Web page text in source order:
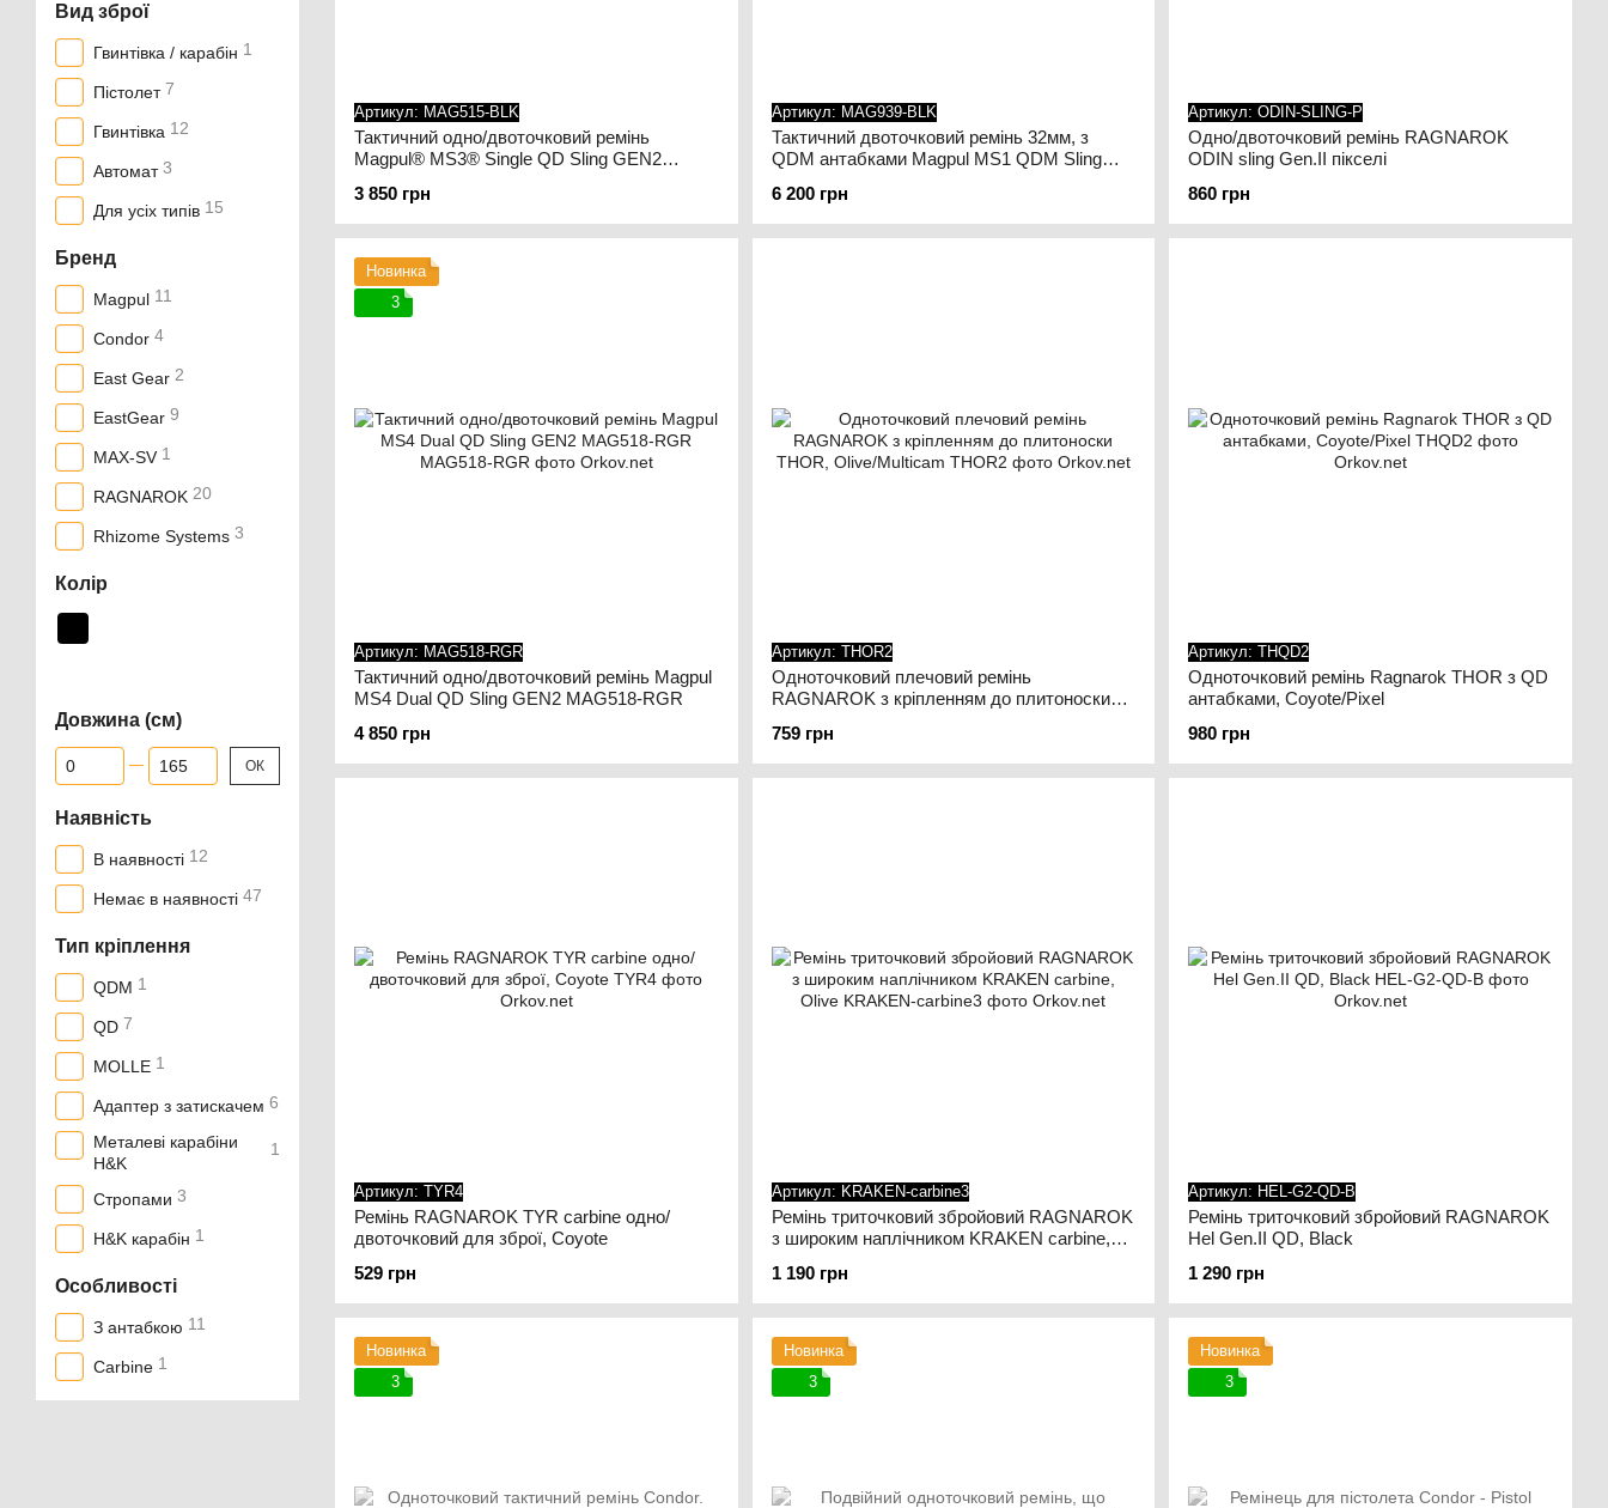
Артикул: MAG515-BLK
Тактичний одно/двоточковий ремінь
Magpul® MS3® Single QD Sling GEN2
3 850 грн
Артикул: MAG939-BLK
Тактичний двоточковий ремінь 32мм, з
QDM антабками Magpul MS1 QDM Sling
6 200 грн
Артикул: ODIN-SLING-P
Одно/двоточковий ремінь RAGNAROK
ODIN sling Gen.II пікселі
860 грн
Новинка
3
Артикул: MAG518-RGR
Тактичний одно/двоточковий ремінь Magpul
MS4 Dual QD Sling GEN2 MAG518-RGR
4 850 грн
Артикул: THOR2
Одноточковий плечовий ремінь
RAGNAROK з кріпленням до плитоноски
759 грн
Артикул: THQD2
Одноточковий ремінь Ragnarok THOR з QD
антабками, Coyote/Pixel
980 грн
Артикул: TYR4
Ремінь RAGNAROK TYR carbine одно/
двоточковий для зброї, Coyote
529 грн
Артикул: KRAKEN-carbine3
Ремінь триточковий збройовий RAGNAROK
з широким наплічником KRAKEN carbine,
1 190 грн
Артикул: HEL-G2-QD-B
Ремінь триточковий збройовий RAGNAROK
Hel Gen.II QD, Black
1 290 грн
Новинка
3
Новинка
3
Новинка
3
Вид зброї
Гвинтівка / карабін 1
Пістолет 7
Гвинтівка 12
Автомат 3
Для усіх типів 15
Бренд
Magpul 11
Condor 4
East Gear 2
EastGear 9
MAX-SV 1
RAGNAROK 20
Rhizome Systems 3
Колір
Довжина (см)
Від Довжина (см)
До Довжина (см) ОК
Наявність
В наявності 12
Немає в наявності 47
Тип кріплення
QDM 1
QD 7
MOLLE 1
Адаптер з затискачем 6
Металеві карабіни
H&K
1
Стропами 3
H&K карабін 1
Особливості
З антабкою 11
Carbine 1